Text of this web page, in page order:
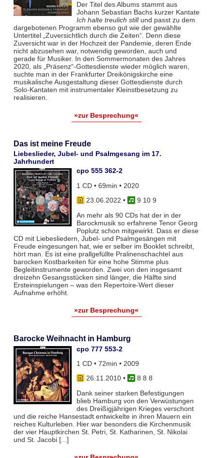
Der Titel des Albums stammt aus
Johann Sebastian Bachs kurzer Kantate
Ich halte treulich stillund passt zu dem
dargebotenen Programm ebenso gut wie der gewählte
Untertitel „Zuversichtlich durch die Zeiten“. Denn diese
Zuversicht war in der Hochzeit der Pandemie, deren Ende
nicht abzusehen war, notwendig geworden, auch und
gerade für Musiker. In den Sommermonaten des Jahres
2020, als „Präsenz“-Gottesdienste wieder möglich waren,
suchte man in der Frankfurter Dreikönigskirche eine
musikalische Ausgestaltung dieser Gottesdienste durch
Solo-Kantaten mit instrumentaler Kleinstbesetzung zu
realisieren.
»zur Besprechung«
Das ist meine Freude
Liebeslieder, Jubel- und Psalmgesang im 17.
Jahrhundert
cpo 555 362-2
1 CD • 69min • 2020
23.06.2022 •
9 10 9
An mehr als 90 CDs hat der in der
Barockmusik so erfahrene Tenor Georg
Poplutz schon mitgewirkt. Dass er diese
CD mit Liebesliedern, Jubel- und Psalmgesängen mit
Freude eingesungen hat, wie er selber im Booklet schreibt,
hört man. Es ist eine prallgefüllte Pralinenschachtel aus
barocken Kostbarkeiten für eine hohe Stimme plus
Begleitinstrumente geworden. Zwei von den insgesamt
dreizehn Gesangsstücken sind länger, die Hälfte sind
Ersteinspielungen – was den Repertoire-Wert dieser
Aufnahme erhöht.
»zur Besprechung«
Barocke Weihnacht in Hamburg
cpo 777 553-2
1 CD • 72min • 2009
26.11.2010•
8 8 8
Dank seiner starken Befestigungen
blieb Hamburg von den Verwüstungen
des Dreißigjährigen Krieges verschont
und die reiche Hansestadt entwickelte in ihren Mauern ein
reiches Kulturleben. Hier war besonders die Kirchenmusik
der vier Hauptkirchen St. Petri, St. Katharinen, St. Nikolai
und St. Jacobi [...]